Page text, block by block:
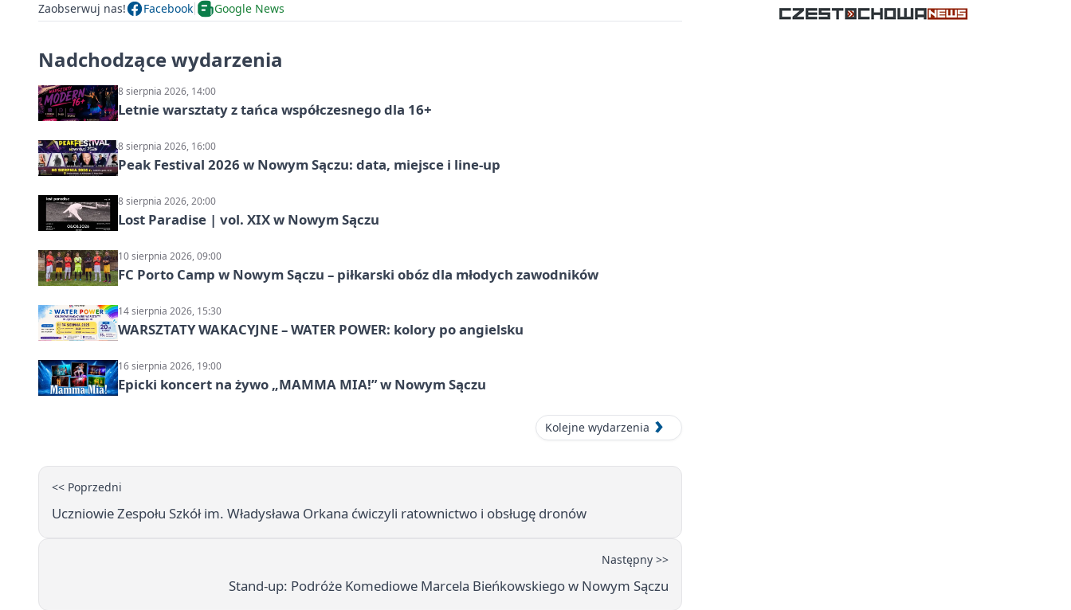
Zaobserwuj nas! Facebook Google News
Nadchodzące wydarzenia
8 sierpnia 2026, 14:00
Letnie warsztaty z tańca współczesnego dla 16+
8 sierpnia 2026, 16:00
Peak Festival 2026 w Nowym Sączu: data, miejsce i line-up
8 sierpnia 2026, 20:00
Lost Paradise | vol. XIX w Nowym Sączu
10 sierpnia 2026, 09:00
FC Porto Camp w Nowym Sączu – piłkarski obóz dla młodych zawodników
14 sierpnia 2026, 15:30
WARSZTATY WAKACYJNE – WATER POWER: kolory po angielsku
16 sierpnia 2026, 19:00
Epicki koncert na żywo „MAMMA MIA!” w Nowym Sączu
Kolejne wydarzenia
<< Poprzedni
Uczniowie Zespołu Szkół im. Władysława Orkana ćwiczyli ratownictwo i obsługę dronów
Następny >>
Stand-up: Podróże Komediowe Marcela Bieńkowskiego w Nowym Sączu